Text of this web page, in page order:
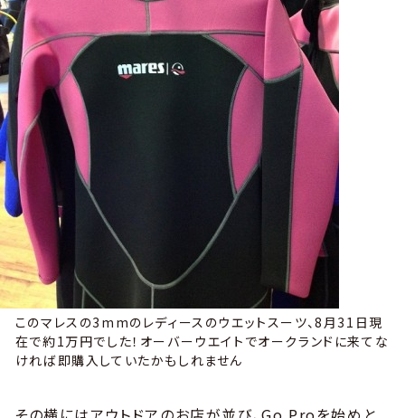
このマレスの3mmのレディースのウエットスーツ、8月31日現
在で約1万円でした！オーバーウエイトでオークランドに来てな
ければ即購入していたかもしれません